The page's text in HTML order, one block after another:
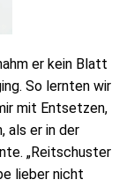
er kein Blatt
So lernten wir
mit Entsetzen,
als er in der
„Reitschuster
lieber nicht